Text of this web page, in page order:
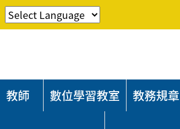
教師 數位學習教室 教務規章